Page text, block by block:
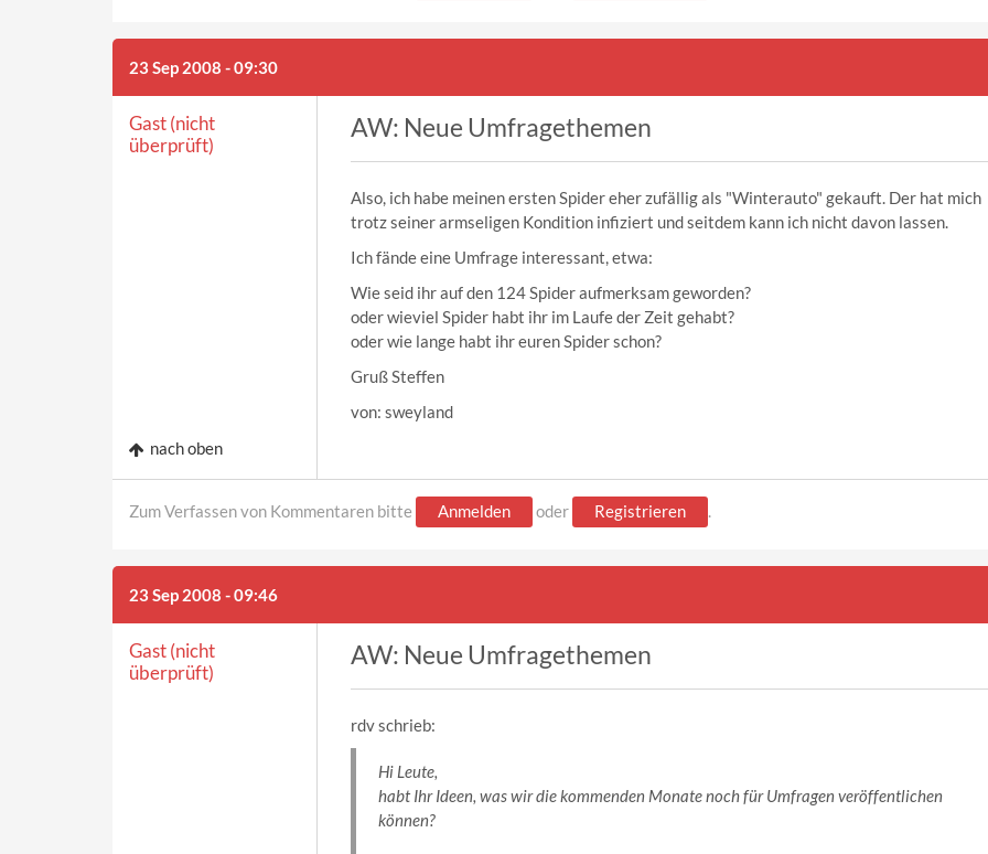
23 Sep 2008 - 09:30
Gast (nicht
überprüft)
AW: Neue Umfragethemen
Also, ich habe meinen ersten Spider eher zufällig als "Winterauto" gekauft. Der hat mich
trotz seiner armseligen Kondition infiziert und seitdem kann ich nicht davon lassen.
Ich fände eine Umfrage interessant, etwa:
Wie seid ihr auf den 124 Spider aufmerksam geworden?
oder wieviel Spider habt ihr im Laufe der Zeit gehabt?
oder wie lange habt ihr euren Spider schon?
Gruß Steffen
von: sweyland
nach oben
Zum Verfassen von Kommentaren bitte Anmelden oder Registrieren .
23 Sep 2008 - 09:46
Gast (nicht
überprüft)
AW: Neue Umfragethemen
rdv schrieb:
Hi Leute,
habt Ihr Ideen, was wir die kommenden Monate noch für Umfragen veröffentlichen
können?